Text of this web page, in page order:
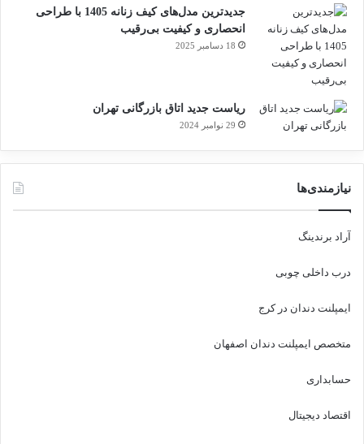
به گفته رییس مرکز طب ایرانی و مکمل، شبکه
ملی پژوهش و فناوری طب ایرانی، عهده‌دار
ساماندهی پژوهش‌های بنیادی و کاربردی، توسعه
تخصصی و ایجاد پیوند مؤثر بین دانشگاه، صنعت و
بازار در حوزه طب ایرانی، داروسازی سنتی و
گیاهان دارویی خواهد بود.
منبع
جدیدترین مدل‌های کیف زنانه 1405 با طراحی
انحصاری و کیفیت بی‌رقیب
18 دسامبر 2025
ریاست جدید اتاق بازرگانی تهران
29 نوامبر 2024
نیازمندی‌ها
آراد برندینگ
درب داخلی چوبی
ایمپلنت دندان در کرج
متخصص ایمپلنت دندان اصفهان
حسابداری
اقتصاد دیجیتال